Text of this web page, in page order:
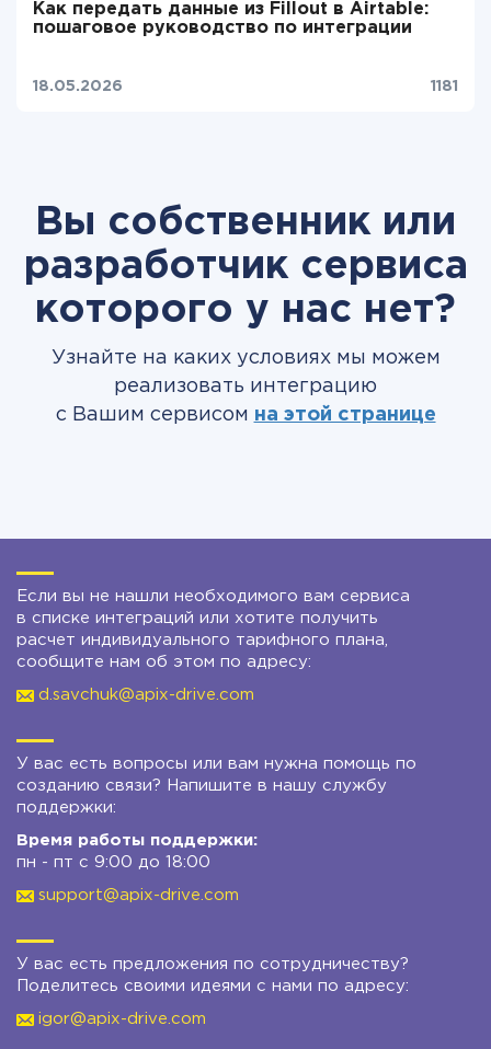
Как передать данные из Fillout в Airtable:
пошаговое руководство по интеграции
18.05.2026 1181
Вы собственник или
разработчик сервиса
которого у нас нет?
Узнайте на каких условиях мы можем
реализовать интеграцию
с Вашим сервисом на этой странице
Если вы не нашли необходимого вам сервиса
в списке интеграций или хотите получить
расчет индивидуального тарифного плана,
сообщите нам об этом по адресу:
d.savchuk@apix-drive.com
У вас есть вопросы или вам нужна помощь по
созданию связи? Напишите в нашу службу
поддержки:
Время работы поддержки:
пн - пт с 9:00 до 18:00
support@apix-drive.com
У вас есть предложения по сотрудничеству?
Поделитесь своими идеями с нами по адресу:
igor@apix-drive.com